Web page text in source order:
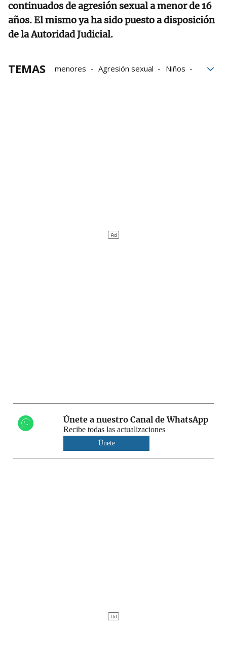
continuados de agresión sexual a menor de 16
años. El mismo ya ha sido puesto a disposición
de la Autoridad Judicial.
TEMAS menores Agresión sexual
Niños
Únete a nuestro Canal de WhatsApp
Recibe todas las actualizaciones
Únete